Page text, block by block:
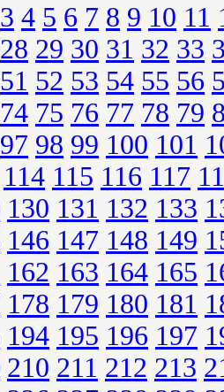
3 4 5 6 7 8 9 10 11
28 29 30 31 32 33
51 52 53 54 55 56
74 75 76 77 78 79
97 98 99 100 101
114 115 116 117
130 131 132 133
146 147 148 149
162 163 164 165
178 179 180 181
194 195 196 197
210 211 212 213